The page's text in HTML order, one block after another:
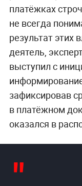
платёжках
не всегда
результат
деятель,
выступил с
зафиксировав
в платёжном
оказался в